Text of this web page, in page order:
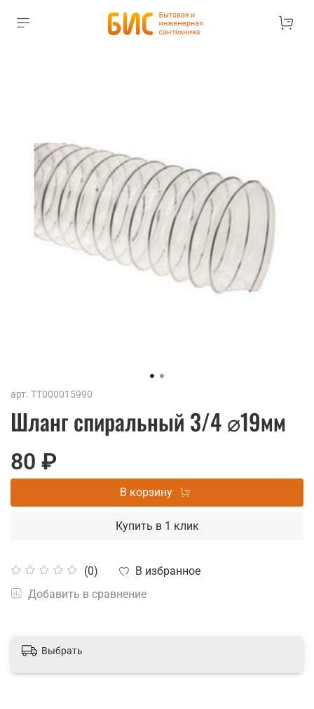
арт. ТТ000015990
Шланг спиральный 3/4 ⌀19мм
(0)
В избранное
Добавить в сравнение
80 ₽
В корзину
Купить в 1 клик
Выбрать